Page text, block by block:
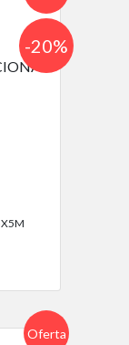
-20%
Oferta